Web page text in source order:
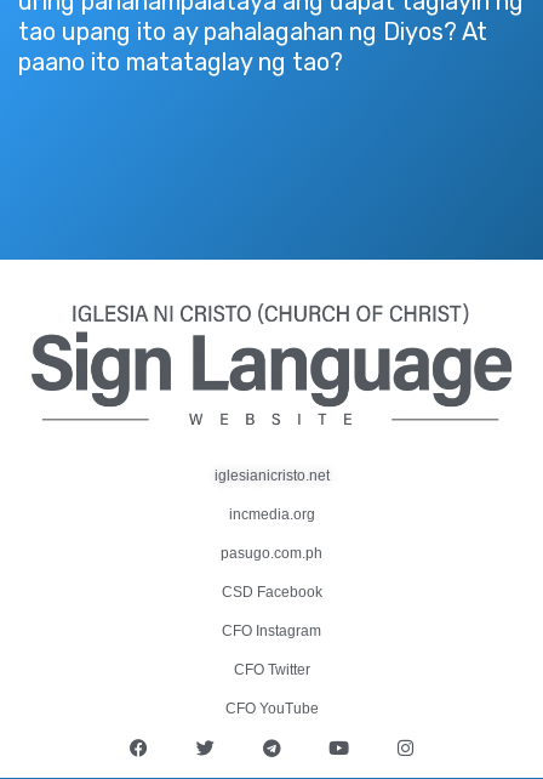
tao upang ito ay pahalagahan ng Diyos? At
paano ito matataglay ng tao?
iglesianicristo.net
incmedia.org
pasugo.com.ph
CSD Facebook
CFO Instagram
CFO Twitter
CFO YouTube